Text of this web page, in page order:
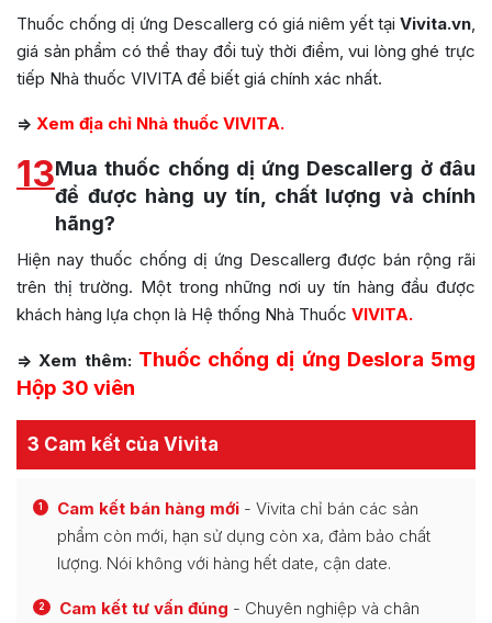
Thuốc chống dị ứng Descallerg có giá niêm yết tại Vivita.vn
giá sản phẩm có thể thay đổi tuỳ thời điểm, vui lòng ghé trực
tiếp Nhà thuốc VIVITA để biết giá chính xác nhất.
=> Xem địa chỉ Nhà thuốc VIVITA.
13Mua thuốc chống dị ứng Descallerg ở đâu
để được hàng uy tín, chất lượng và chính
hãng?
Hiện nay thuốc chống dị ứng Descallerg được bán rộng rãi
trên thị trường. Một trong những nơi uy tín hàng đầu được
khách hàng lựa chọn là Hệ thống Nhà Thuốc VIVITA.
=> Xem thêm: Thuốc chống dị ứng Deslora 5mg
Hộp 30 viên
3 Cam kết của Vivita
1 Cam kết bán hàng mới - Vivita chỉ bán các sản
phẩm còn mới, hạn sử dụng còn xa, đảm bảo chất
lượng. Nói không với hàng hết date, cận date.
2 Cam kết tư vấn đúng - Chuyên nghiệp và chân